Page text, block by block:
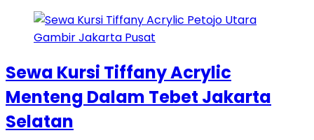
Sewa Kursi Tiffany Acrylic
Menteng Dalam Tebet Jakarta
Selatan